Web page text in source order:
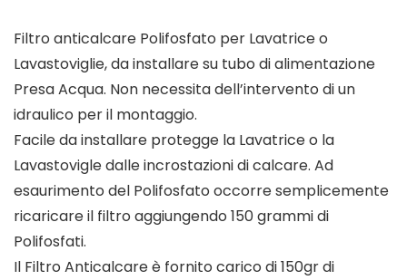
Filtro anticalcare Polifosfato per Lavatrice o
Lavastoviglie, da installare su tubo di alimentazione
Presa Acqua. Non necessita dell’intervento di un
idraulico per il montaggio.
Facile da installare protegge la Lavatrice o la
Lavastovigle dalle incrostazioni di calcare. Ad
esaurimento del Polifosfato occorre semplicemente
ricaricare il filtro aggiungendo 150 grammi di
Polifosfati.
Il Filtro Anticalcare è fornito carico di 150gr di